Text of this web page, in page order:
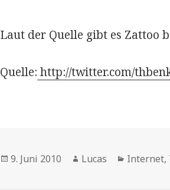
Laut der Quelle gibt es Zattoo
Quelle: http://twitter.com/
Veröffentlicht
9. Juni 2010 Autor
Lucas Internet,